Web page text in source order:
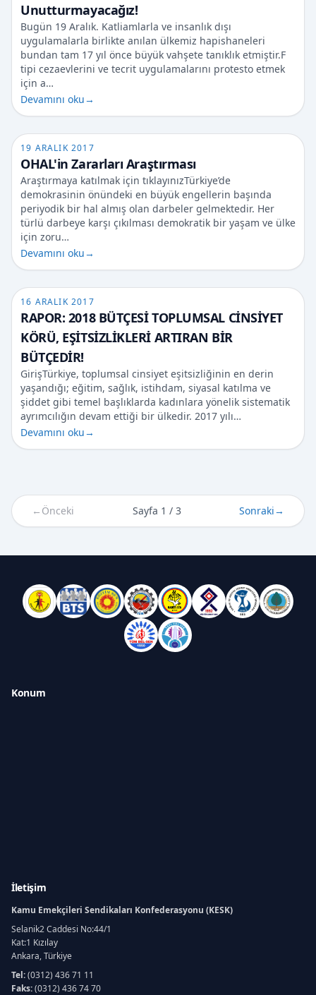
Unutturmayacağız!
Bugün 19 Aralık. Katliamlarla ve insanlık dışı
uygulamalarla birlikte anılan ülkemiz hapishaneleri
bundan tam 17 yıl önce büyük vahşete tanıklık etmiştir.F
tipi cezaevlerini ve tecrit uygulamalarını protesto etmek
için a…
Devamını oku→
19 ARALIK 2017
OHAL'in Zararları Araştırması
Araştırmaya katılmak için tıklayınızTürkiye’de
demokrasinin önündeki en büyük engellerin başında
periyodik bir hal almış olan darbeler gelmektedir. Her
türlü darbeye karşı çıkılması demokratik bir yaşam ve ülke
için zoru…
Devamını oku→
16 ARALIK 2017
RAPOR: 2018 BÜTÇESİ TOPLUMSAL CİNSİYET
KÖRÜ, EŞİTSİZLİKLERİ ARTIRAN BİR
BÜTÇEDİR!
GirişTürkiye, toplumsal cinsiyet eşitsizliğinin en derin
yaşandığı; eğitim, sağlık, istihdam, siyasal katılma ve
şiddet gibi temel başlıklarda kadınlara yönelik sistematik
ayrımcılığın devam ettiği bir ülkedir. 2017 yılı…
Devamını oku→
← Önceki Sayfa 1 / 3 Sonraki→
Konum
İletişim
Kamu Emekçileri Sendikaları Konfederasyonu (KESK)
Selanik2 Caddesi No:44/1
Kat:1 Kızılay
Ankara, Türkiye
Tel:(0312) 436 71 11
Faks:(0312) 436 74 70